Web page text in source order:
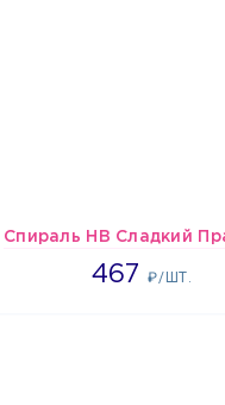
467₽/ШТ.
467